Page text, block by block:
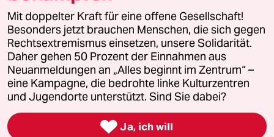
© 2026 taz Verlags und Vertriebs GmbH
Alle Rechte vorbehalten. Bei rechtlichen Fragen oder für Genehmigungen
wenden Sie sich bitte an lizenzen@taz.de
Feedback Redaktionsstatut Kommune-Richtlinien
Leitlinie Informant Datenschutz Impressum AGB
Seitenwende Einwilligungen widerrufen (Ads)
Mit doppelter Kraft für eine offene Gesellschaft!
Besonders jetzt brauchen Menschen, die sich gegen
Rechtsextremismus einsetzen, unsere Solidarität.
Daher gehen 50 Prozent der Einnahmen aus
Neuanmeldungen an „Alles beginnt im Zentrum“ –
eine Kampagne, die bedrohte linke Kulturzentren
und Jugendorte unterstützt. Sind Sie dabei?
 Ja, ich will